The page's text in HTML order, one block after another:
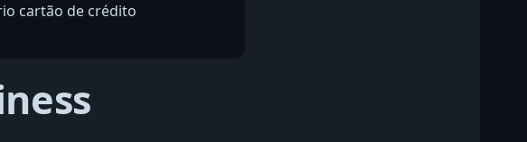
cartão de crédito